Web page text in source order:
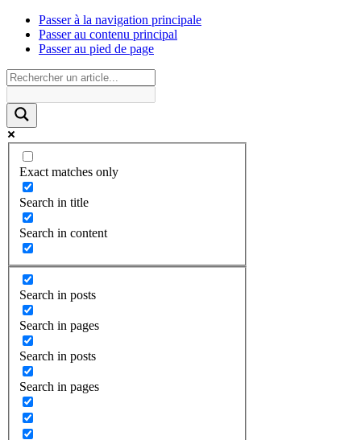
Passer à la navigation principale
Passer au contenu principal
Passer au pied de page
Exact matches only
Search in title
Search in content
Search in posts
Search in pages
Search in posts
Search in pages